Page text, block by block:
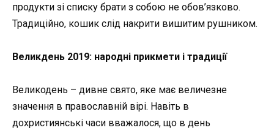
продукти зі списку брати з собою не обов’язково.
Традиційно, кошик слід накрити вишитим рушником.
Великдень 2019: народні прикмети і традиції
Великодень – дивне свято, яке має величезне
значення в православній вірі. Навіть в
дохристиянські часи вважалося, що в день